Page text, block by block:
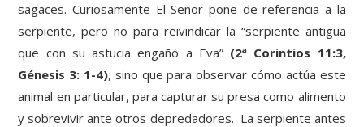
sagaces. Curiosamente El Señor pone de referencia a la
serpiente, pero no para reivindicar la “serpiente antigua
que con su astucia engañó a Eva” (2ª Corintios 11:3,
Génesis 3: 1-4), sino que para observar cómo actúa este
animal en particular, para capturar su presa como alimento
y sobrevivir ante otros depredadores. La serpiente antes